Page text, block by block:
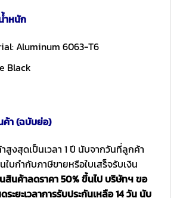
ำหนัก
Aluminum 6063-T6
Black
ค้า (ฉบับย่อ)
สูงสุดเป็นเวลา 1 ปี นับจากวันที่ลูกค้า
ใบกำกับภาษีขายหรือใบเสร็จรับเงิน
สินค้าลดราคา 50% ขึ้นไป บริษัทฯ ขอ
ะยะเวลาการรับประกันเหลือ 14 วัน นับ